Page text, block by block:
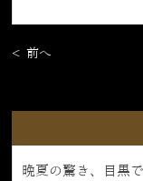
< 前へ
晩夏の驚き、目黒